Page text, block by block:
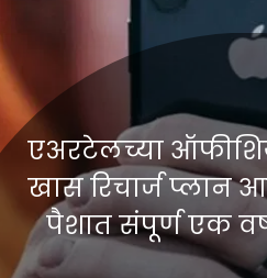
एअरटेलच्या
खास रिचार्ज प्लान
पैशात संपूर्ण एक